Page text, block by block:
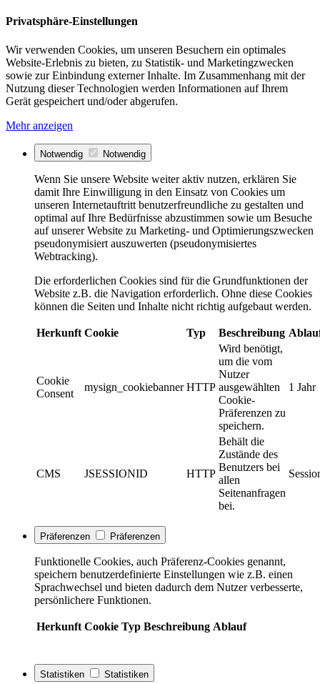
Privatsphäre-Einstellungen
Wir verwenden Cookies, um unseren Besuchern ein optimales
Website-Erlebnis zu bieten, zu Statistik- und Marketingzwecken
sowie zur Einbindung externer Inhalte. Im Zusammenhang mit der
Nutzung dieser Technologien werden Informationen auf Ihrem
Gerät gespeichert und/oder abgerufen.
Mehr anzeigen
Notwendig Notwendig
Wenn Sie unsere Website weiter aktiv nutzen, erklären Sie
damit Ihre Einwilligung in den Einsatz von Cookies um
unseren Internetauftritt benutzerfreundliche zu gestalten und
optimal auf Ihre Bedürfnisse abzustimmen sowie um Besuche
auf unserer Website zu Marketing- und Optimierungszwecken
pseudonymisiert auszuwerten (pseudonymisiertes
Webtracking).
Die erforderlichen Cookies sind für die Grundfunktionen der
Website z.B. die Navigation erforderlich. Ohne diese Cookies
können die Seiten und Inhalte nicht richtig aufgebaut werden.
Herkunft Cookie Typ Beschreibung
Cookie
Consent
mysign_cookiebanner HTTP
Wird benötigt,
um die vom
Nutzer
ausgewählten
Cookie-
Präferenzen zu
speichern.
1 Jahr
CMS JSESSIONID HTTP
Behält die
Zustände des
Benutzers bei
allen
Seitenanfragen
bei.
Präferenzen Präferenzen
Funktionelle Cookies, auch Präferenz-Cookies genannt,
speichern benutzerdefinierte Einstellungen wie z.B. einen
Sprachwechsel und bieten dadurch dem Nutzer verbesserte,
persönlichere Funktionen.
Herkunft Cookie Typ Beschreibung Ablauf
Statistiken Statistiken